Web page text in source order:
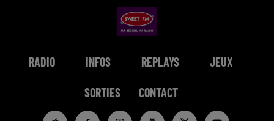
RADIO INFOS REPLAYS JEUX
SORTIES CONTACT